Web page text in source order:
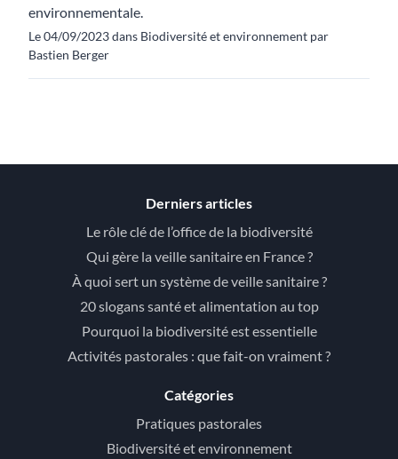
environnementale.
Le 04/09/2023 dans Biodiversité et environnement par
Bastien Berger
Derniers articles
Le rôle clé de l’office de la biodiversité
Qui gère la veille sanitaire en France ?
À quoi sert un système de veille sanitaire ?
20 slogans santé et alimentation au top
Pourquoi la biodiversité est essentielle
Activités pastorales : que fait-on vraiment ?
Catégories
Pratiques pastorales
Biodiversité et environnement